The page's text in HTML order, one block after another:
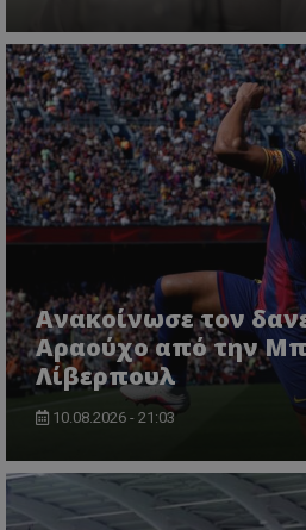
Ανακοίνωσε τον
Αραούχο από την
Λίβερπουλ
10.08.2026 - 21:03